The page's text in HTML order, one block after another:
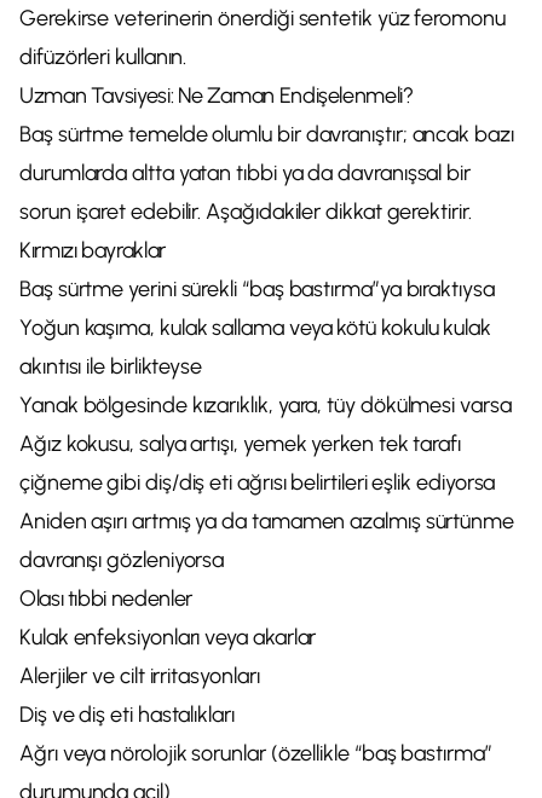
Gerekirse veterinerin önerdiği sentetik yüz feromonu
difüzörleri kullanın.
Uzman Tavsiyesi: Ne Zaman Endişelenmeli?
Baş sürtme temelde olumlu bir davranıştır; ancak bazı
durumlarda altta yatan tıbbi ya da davranışsal bir
sorun işaret edebilir. Aşağıdakiler dikkat gerektirir.
Kırmızı bayraklar
Baş sürtme yerini sürekli “baş bastırma”ya bıraktıysa
Yoğun kaşıma, kulak sallama veya kötü kokulu kulak
akıntısı ile birlikteyse
Yanak bölgesinde kızarıklık, yara, tüy dökülmesi varsa
Ağız kokusu, salya artışı, yemek yerken tek tarafı
çiğneme gibi diş/diş eti ağrısı belirtileri eşlik ediyorsa
Aniden aşırı artmış ya da tamamen azalmış sürtünme
davranışı gözleniyorsa
Olası tıbbi nedenler
Kulak enfeksiyonları veya akarlar
Alerjiler ve cilt irritasyonları
Diş ve diş eti hastalıkları
Ağrı veya nörolojik sorunlar (özellikle “baş bastırma”
durumunda acil)